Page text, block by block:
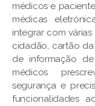
médicos e
médicas
integrar com
cidadão, cartão
de informação
médicos
segurança e
funcionalidades